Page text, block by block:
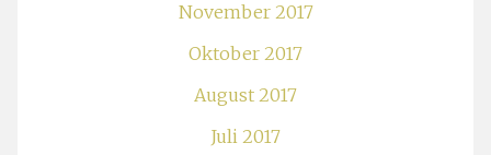
November 2017
Oktober 2017
August 2017
Juli 2017